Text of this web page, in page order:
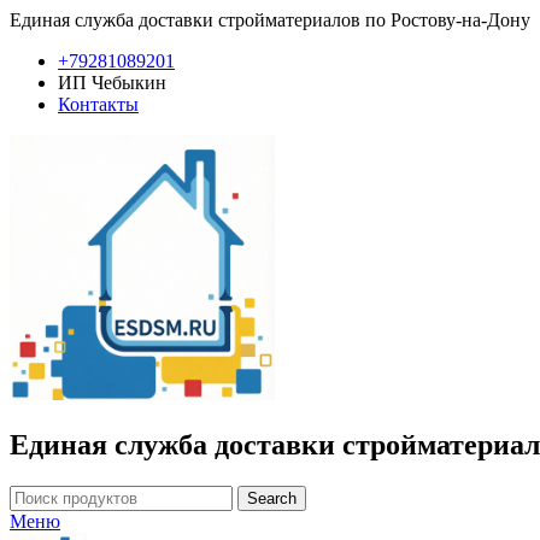
Единая служба доставки стройматериалов по Ростову-на-Дону
+79281089201
ИП Чебыкин
Контакты
Единая служба доставки
Search
Меню